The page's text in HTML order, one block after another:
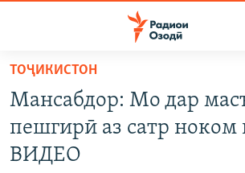
Ҷаҳиш
мояи
аслӣ
Ҷаҳиш
ба
ИҚТИСОД
ГАПИ ОЗОД
РӮЗГОРИ МУҲОҶИР
ТОҶИКИСТОН
Мансабдор: Мо дар
пешгирӣ аз сатр
ВИДЕО